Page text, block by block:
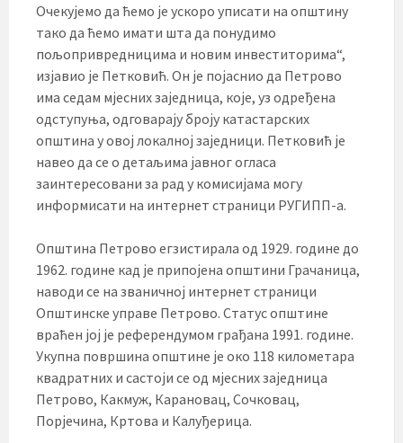
Очекујемо да ћемо је ускоро уписати на општину
тако да ћемо имати шта да понудимо
пољопривредницима и новим инвеститорима“,
изјавио је Петковић. Он је појаснио да Петрово
има седам мјесних заједница, које, уз одређена
одступуња, одговарају броју катастарских
општина у овој локалној заједници. Петковић је
навео да се о детаљима јавног огласа
заинтересовани за рад у комисијама могу
информисати на интернет страници РУГИПП-а.
Општина Петрово егзистирала од 1929. године до
1962. године кад је припојена општини Грачаница,
наводи се на званичној интернет страници
Општинске управе Петрово. Статус општине
враћен јој је референдумом грађана 1991. године.
Укупна површина општине је око 118 километара
квадратних и састоји се од мјесних заједница
Петрово, Какмуж, Карановац, Сочковац,
Порјечина, Кртова и Калуђерица.